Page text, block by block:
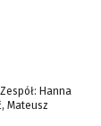
Hanna
Mateusz